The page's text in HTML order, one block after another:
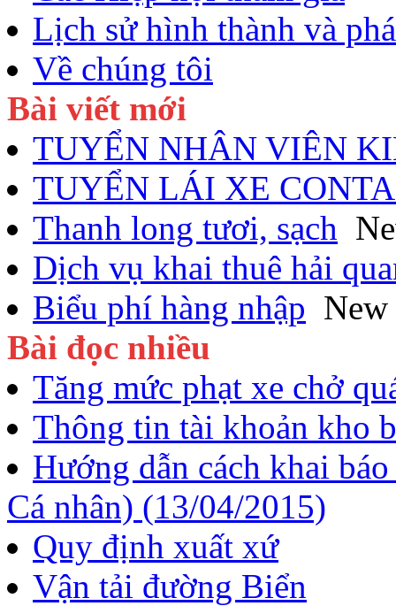
Lịch sử hình thành và
Về chúng tôi
Bài viết mới
TUYỂN NHÂN VIÊN
TUYỂN LÁI XE
Thanh long tươi, sạch
Dịch vụ khai thuê hải
Biểu phí hàng nhập New
Bài đọc nhiều
Tăng mức phạt xe chở
Thông tin tài khoản kho
Hướng dẫn cách khai
Cá nhân) (13/04/2015)
Quy định xuất xứ
Vận tải đường Biển